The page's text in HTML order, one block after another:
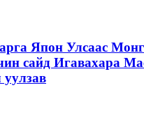
Япон Улсаас
сайд Игавахара
уулзав